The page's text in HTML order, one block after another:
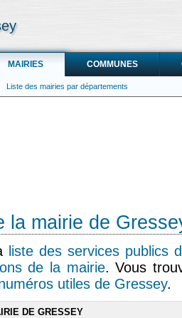
MAIRIES COMMUNES
Liste des mairies par départements
la mairie de
liste des services publics
de la mairie. Vous
utiles de Gressey.
DE GRESSEY